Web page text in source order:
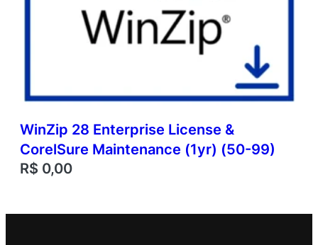
WinZip 28 Enterprise License &
CorelSure Maintenance (1yr) (50-99)
R$ 0,00